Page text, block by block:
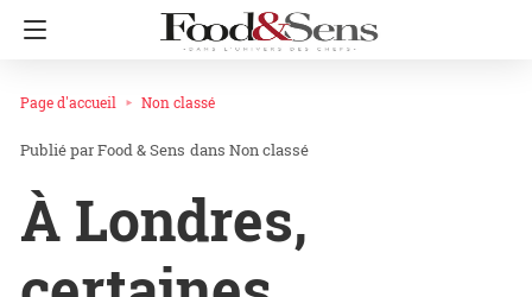
Page d'accueil Non classé
Food & Sens dans Non classé
À Londres,